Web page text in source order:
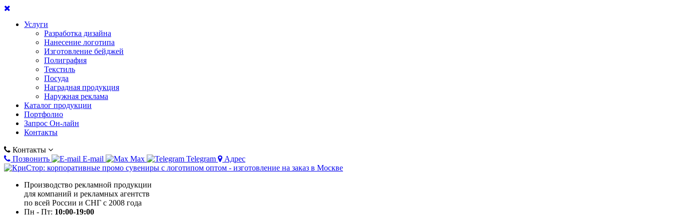
Услуги
Разработка дизайна
Нанесение логотипа
Изготовление бейджей
Полиграфия
Текстиль
Посуда
Наградная продукция
Наружная реклама
Каталог продукции
Портфолио
Запрос Он-лайн
Контакты
Контакты
Позвонить
E-mail Max Telegram Адрес
Производство рекламной продукции
для компаний и рекламных агентств
по всей России и СНГ с 2008 года
Пн - Пт: 10:00-19:00